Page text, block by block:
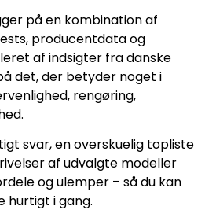
på en kombination af
producentdata og
af indsigter fra danske
det, der betyder noget i
rengøring,
svar, en overskuelig topliste
af udvalgte modeller
og ulemper – så du kan
i gang.